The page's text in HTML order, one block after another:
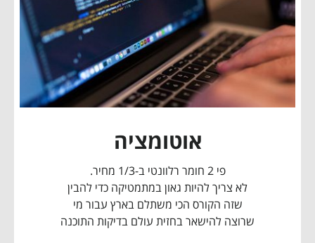
אוטומציה
פי 2 חומר רלוונטי ב-1/3 מחיר.
לא צריך להיות גאון במתמטיקה כדי להבין
שזה הקורס הכי משתלם בארץ עבור מי
שרוצה להישאר בחזית עולם בדיקות התוכנה